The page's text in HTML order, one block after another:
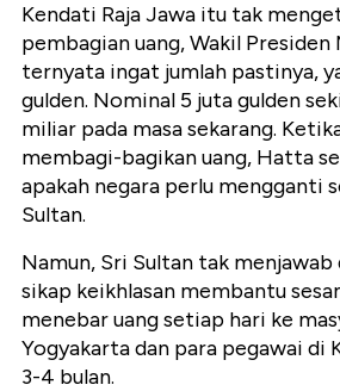
Kendati Raja Jawa itu tak
pembagian uang, Wakil
ternyata ingat jumlah pastinya,
gulden. Nominal 5 juta gulden
miliar pada masa sekarang.
membagi-bagikan uang, Hatta
apakah negara perlu mengganti
Sultan.
Namun, Sri Sultan tak menjawab
sikap keikhlasan membantu
menebar uang setiap hari ke
Yogyakarta dan para pegawai di
3-4 bulan.